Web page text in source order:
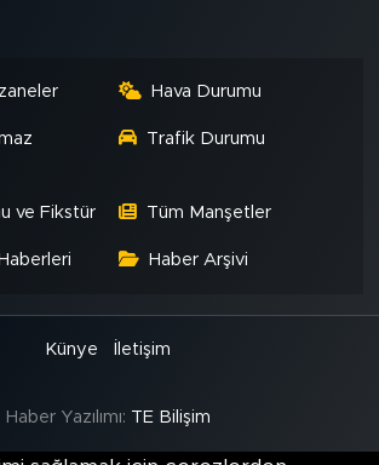
Hava Durumu
Trafik Durumu
ve Fikstür Tüm Manşetler
Haber Arşivi
Künye İletişim
Haber Yazılımı: TE Bilişim